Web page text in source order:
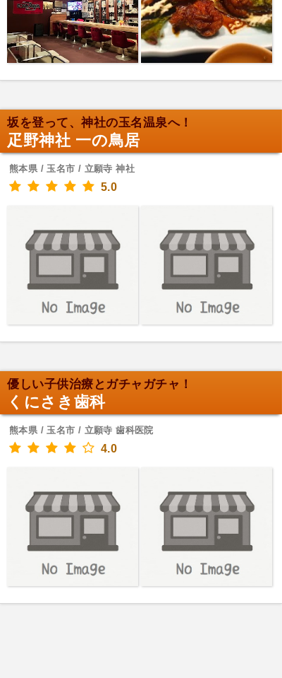
坂を登って、神社の玉名温泉へ！
疋野神社 一の鳥居
熊本県 / 玉名市 / 立願寺 神社
5.0
優しい子供治療とガチャガチャ！
くにさき歯科
熊本県 / 玉名市 / 立願寺 歯科医院
4.0